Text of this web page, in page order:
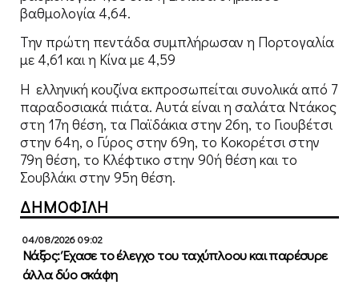
βαθμολογία 4,64.
Την πρώτη πεντάδα συμπλήρωσαν η Πορτογαλία
με 4,61 και η Κίνα με 4,59
Η ελληνική κουζίνα εκπροσωπείται συνολικά από 7
παραδοσιακά πιάτα. Αυτά είναι η σαλάτα Ντάκος
στη 17η θέση, τα Παϊδάκια στην 26η, το Γιουβέτσι
στην 64η, ο Γύρος στην 69η, το Κοκορέτσι στην
79η θέση, το Κλέφτικο στην 90ή θέση και το
Σουβλάκι στην 95η θέση.
ΔΗΜΟΦΙΛΗ
04/08/2026 09:02
Νάξος: Έχασε το έλεγχο του ταχύπλοου και παρέσυρε
άλλα δύο σκάφη